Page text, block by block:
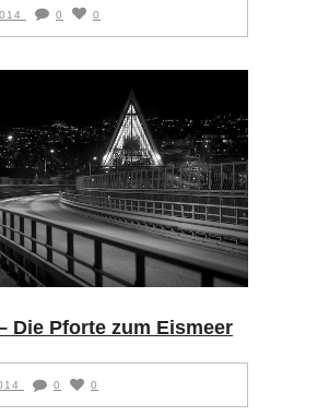
0 0
Die Pforte zum Eismeer
0 0